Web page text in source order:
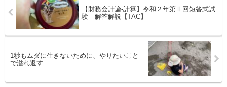
【財務会計論-計算】令和２年第Ⅱ回短答式試
験 解答解説【TAC】
1秒もムダに生きないために、やりたいこと
で溢れ返す